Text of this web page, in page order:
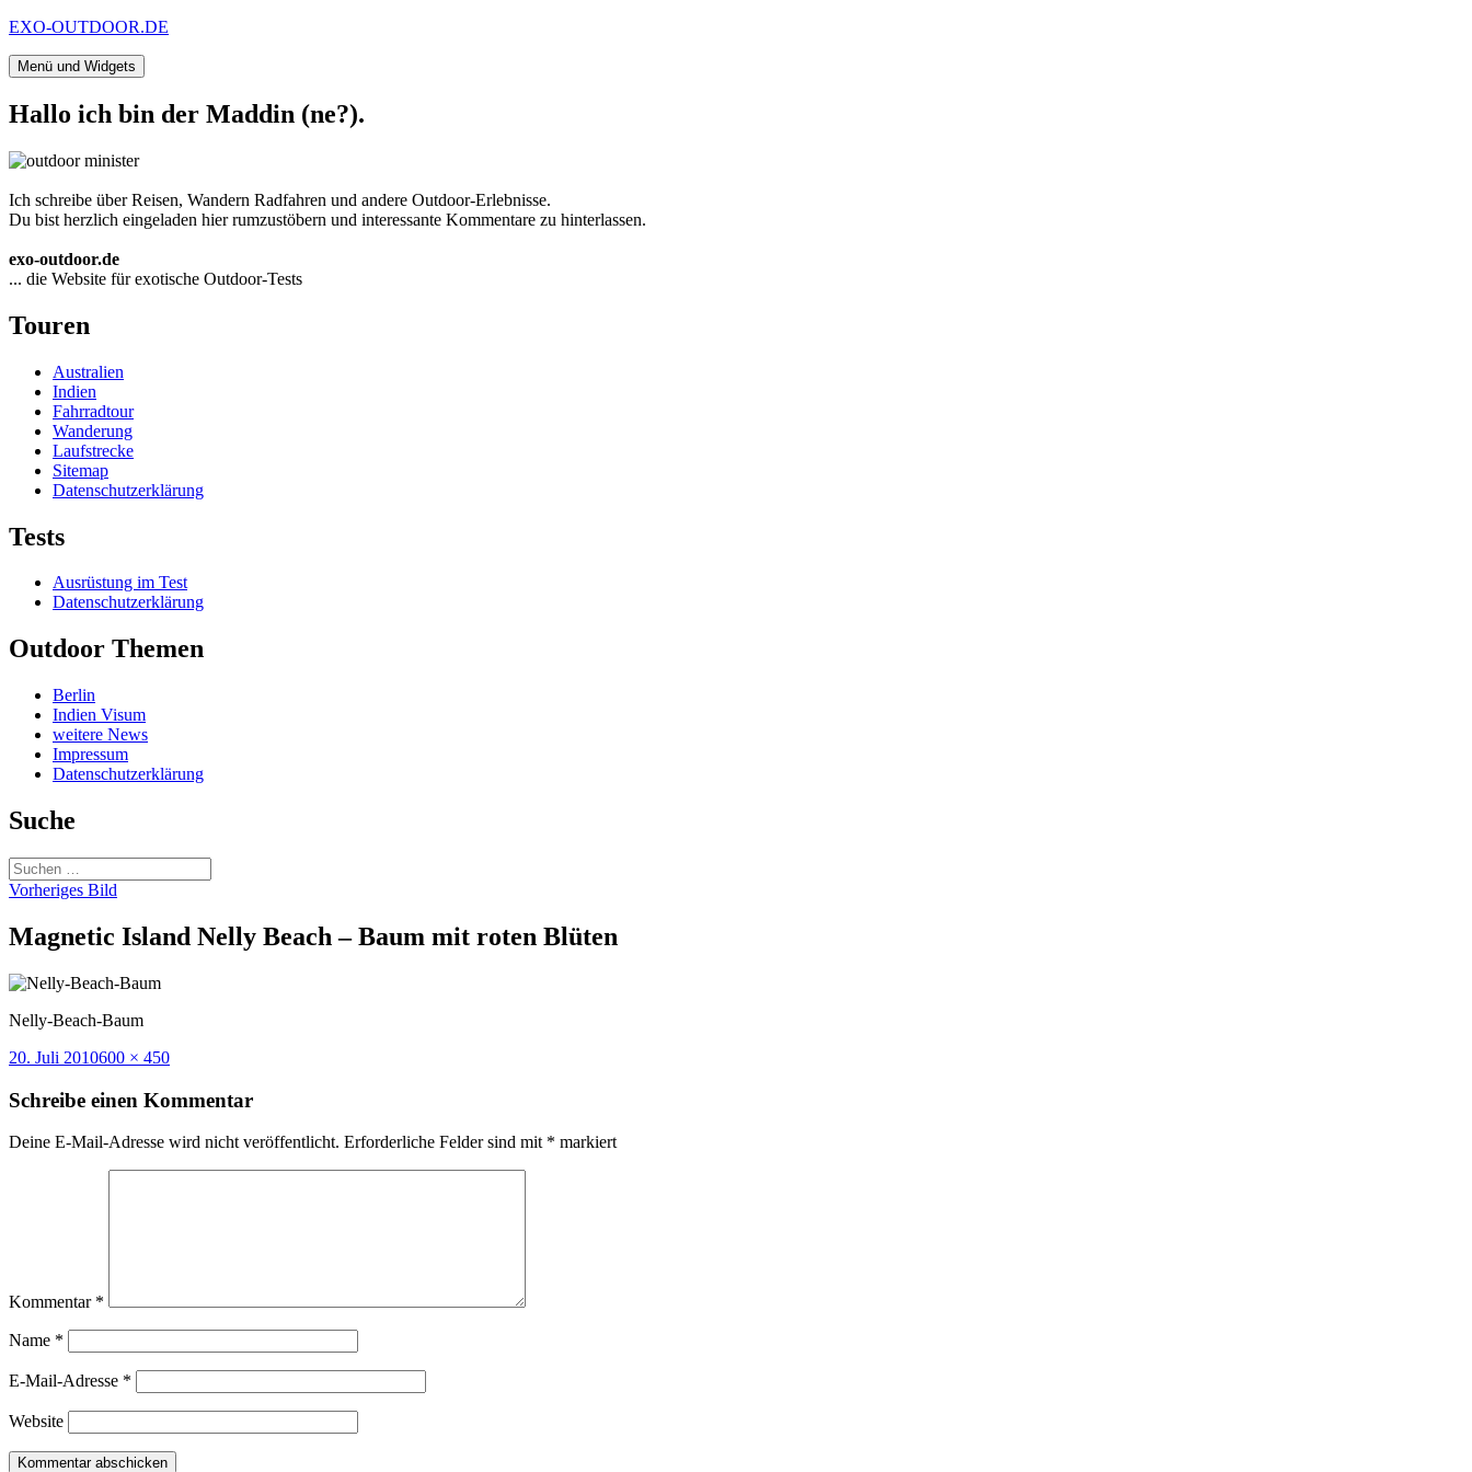
Zum
springen
EXO-OUTDOOR.DE
Menü und Widgets
Hallo ich bin der Maddin (ne?).
Ich schreibe über Reisen, Wandern Radfahren und andere Outdoor-Erlebnisse.
Du bist herzlich eingeladen hier rumzustöbern und interessante Kommentare zu hinterlassen.
exo-outdoor.de
... die Website für exotische Outdoor-Tests
Touren
Australien
Indien
Fahrradtour
Wanderung
Laufstrecke
Sitemap
Datenschutzerklärung
Tests
Ausrüstung im Test
Datenschutzerklärung
Outdoor Themen
Berlin
Indien Visum
weitere News
Impressum
Datenschutzerklärung
Suche
Suchen
nach:
Vorheriges Bild
Magnetic Island Nelly Beach – Baum mit roten Blüten
Nelly-Beach-Baum
Veröffentlicht
20. Juli 2010Volle
600 × 450
Schreibe einen Kommentar
Deine E-Mail-Adresse wird nicht veröffentlicht. Erforderliche Felder sind mit * markiert
Kommentar *
Name *
E-Mail-Adresse *
Website